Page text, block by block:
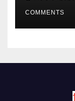
COMMENTS